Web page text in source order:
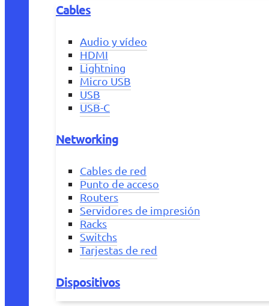
Cables
Audio y vídeo
HDMI
Lightning
Micro USB
USB
USB-C
Networking
Cables de red
Punto de acceso
Routers
Servidores de impresión
Racks
Switchs
Tarjestas de red
Dispositivos